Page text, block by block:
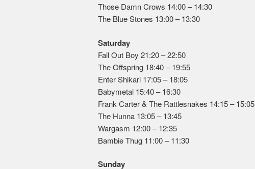
Those Damn Crows 14:00 – 14:30
The Blue Stones 13:00 – 13:30
Saturday
Fall Out Boy 21:20 – 22:50
The Offspring 18:40 – 19:55
Enter Shikari 17:05 – 18:05
Babymetal 15:40 – 16:30
Frank Carter & The Rattlesnakes 14:15 – 15:05
The Hunna 13:05 – 13:45
Wargasm 12:00 – 12:35
Bambie Thug 11:00 – 11:30
Sunday